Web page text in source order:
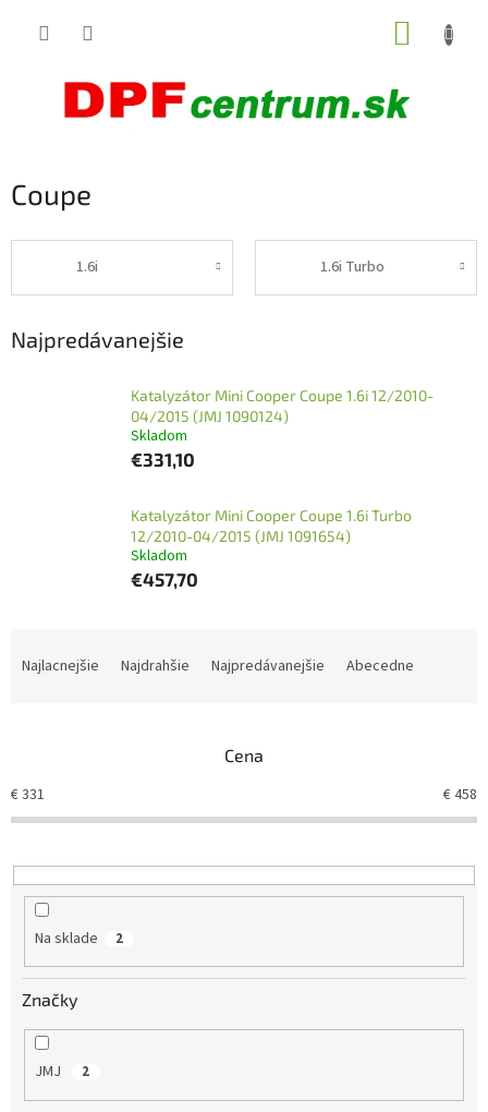
Coupe
1.6i 1.6i Turbo
Najpredávanejšie
Katalyzátor Mini Cooper Coupe 1.6i 12/2010-
04/2015 (JMJ 1090124)
Skladom
€331,10
Katalyzátor Mini Cooper Coupe 1.6i Turbo
12/2010-04/2015 (JMJ 1091654)
Skladom
€457,70
e
p
r
d
Najlacnejšie Najdrahšie Najpredávanejšie Abecedne
Cena
€331 €458
Na sklade 2
Značky
JMJ 2